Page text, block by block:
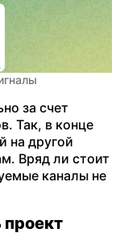
за счет
Так, в конце
на другой
Вряд ли стоит
каналы не
проект